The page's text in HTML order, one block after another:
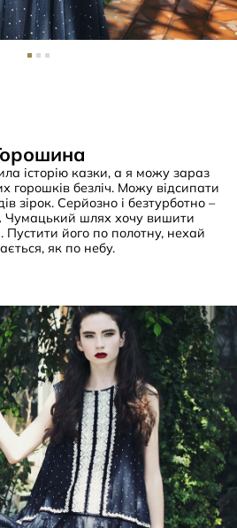
історію казки, а я можу зараз
горошків безліч. Можу відсипати
зірок. Серйозно і безтурботно –
Чумацький шлях хочу вишити
його по полотну, нехай
як по небу.